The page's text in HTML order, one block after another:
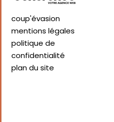
coup'évasion
mentions légales
politique de
confidentialité
plan du site